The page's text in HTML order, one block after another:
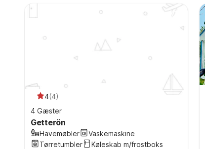
4(4)
4 Gæster
Getterön
Havemøbler
Vaskemaskine
Tørretumbler
Køleskab m/frostboks